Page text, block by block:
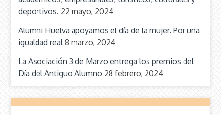
deportivos. 22 mayo, 2024
Alumni Huelva apoyamos el día de la mujer. Por una
igualdad real 8 marzo, 2024
La Asociación 3 de Marzo entrega los premios del
Día del Antiguo Alumno 28 febrero, 2024